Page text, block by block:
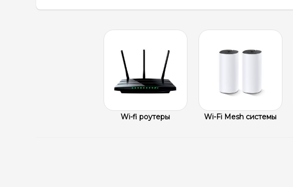
Wi-fi роутеры Wi-Fi Mesh системы